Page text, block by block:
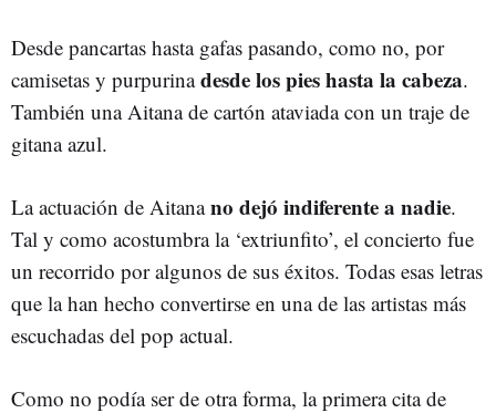
Desde pancartas hasta gafas pasando, como no, por
camisetas y purpurinadesde los pies hasta la cabeza.
También una Aitana de cartón ataviada con un traje de
gitana azul.
La actuación de Aitanano dejó indiferente a nadie.
Tal y como acostumbra la ‘extriunfito’, el concierto fue
un recorrido por algunos de sus éxitos. Todas esas letras
que la han hecho convertirse en una de las artistas más
escuchadas del pop actual.
Como no podía ser de otra forma, la primera cita de